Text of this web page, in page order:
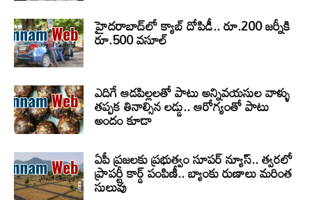
హైదరాబాద్‌లో క్యాబ్‌ దోపిడీ.. రూ.200 జర్నీకి
రూ.500 వసూల్
ఎదిగే ఆడపిల్లలతో పాటు అన్నివయసుల వాళ్ళు
తప్పక తినాల్సిన లడ్డు.. ఆరోగ్యంతో పాటు
అందం కూడా
ఏపీ ప్రజలకు ప్రభుత్వం సూపర్ న్యూస్.. త్వరలో
ప్రాపర్టీ కార్డ్ పంపిణీ.. బ్యాంకు రుణాలు మరింత
సులువు